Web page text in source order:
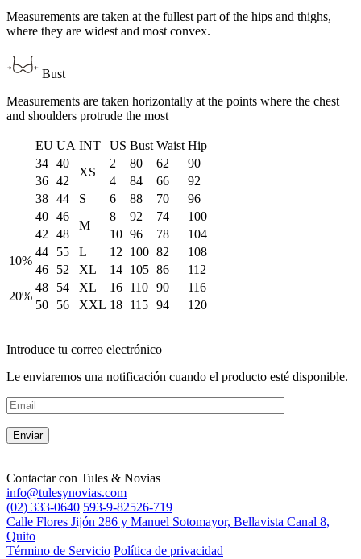
Measurements are taken at the fullest part of the hips and thighs,
where they are widest and most convex.
Bust
Measurements are taken horizontally at the points where the chest
and shoulders protrude the most
EU UA INT US Bust Waist Hip
34 40
XS
2 80 62
90
36 42 4 84 66
92
38 44 S 6 88 70
96
40 46
M
8 92 74
100
42 48 10 96 78
104
10%
44 55 L 12 100 82
108
46
52 XL 14 105 86
112
20%
48 54 XL 16 110 90
116
50
56 XXL 18 115 94 120
Introduce tu correo electrónico
Le enviaremos una notificación cuando el producto esté disponible.
Contactar con Tules & Novias
info@tulesynovias.com
(02) 333-0640 593-9-82526-719
Calle Flores Jijón 286 y Manuel Sotomayor, Bellavista Canal 8,
Quito
Término de Servicio Política de privacidad